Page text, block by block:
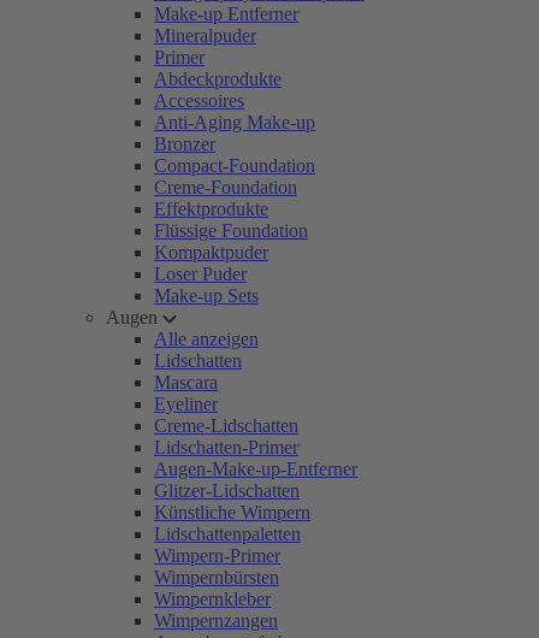
Make-up Entferner
Mineralpuder
Primer
Abdeckprodukte
Accessoires
Anti-Aging Make-up
Bronzer
Compact-Foundation
Creme-Foundation
Effektprodukte
Flüssige Foundation
Kompaktpuder
Loser Puder
Make-up Sets
Augen
Alle anzeigen
Lidschatten
Mascara
Eyeliner
Creme-Lidschatten
Lidschatten-Primer
Augen-Make-up-Entferner
Glitzer-Lidschatten
Künstliche Wimpern
Lidschattenpaletten
Wimpern-Primer
Wimpernbürsten
Wimpernkleber
Wimpernzangen